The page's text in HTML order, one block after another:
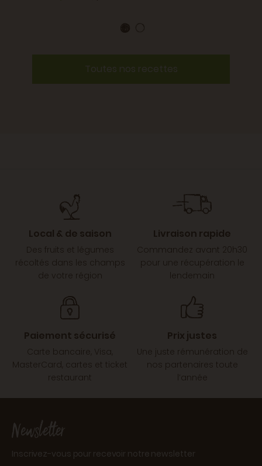
Toutes nos recettes
Local & de saison
Des fruits et légumes
récoltés dans les champs
de votre région
Livraison rapide
Commandez avant 20h30
pour une récupération le
lendemain
Paiement sécurisé
Carte bancaire, Visa,
MasterCard, cartes et ticket
restaurant
Prix justes
Une juste rémunération de
nos partenaires toute
l’année
Newsletter
Inscrivez-vous pour recevoir notre newsletter